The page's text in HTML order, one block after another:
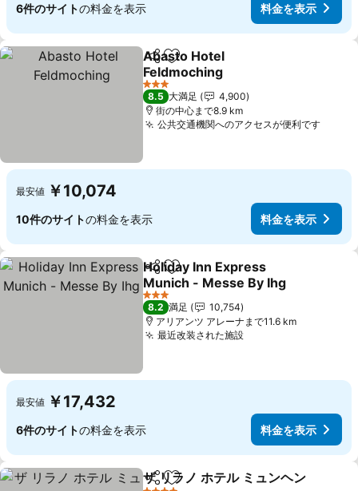
6件のサイトの料金を表示 料金を表示
シェアお気に入りに追加
Abasto Hotel
Feldmoching
料金を表示
3 ホテルのランク
8.5 大満足
4,900
街の中心まで8.9 km
公共交通機関へのアクセスが便利です料金
最安値 ￥10,074
10件のサイトの料金を表示 料金を表示
シェアお気に入りに追加
Holiday Inn Express
Munich - Messe By Ihg
料金を表示
3 ホテルのランク
8.2 満足
10,754
アリアンツ アレーナまで11.6 km
最近改装された施設料金を表示
最安値 ￥17,432
6件のサイトの料金を表示 料金を表示
シェアお気に入りに追加
ザ リラノ ホテル ミュンヘン